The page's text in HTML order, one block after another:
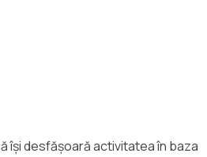
îşi desfăşoară activitatea în baza